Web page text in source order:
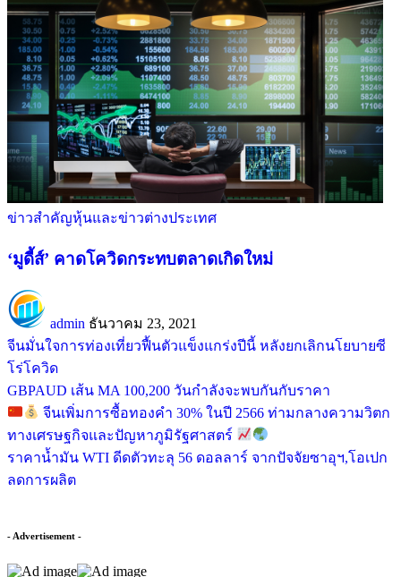
ข่าวสำคัญหุ้นและข่าวต่างประเทศ
‘มูดี้ส์’ คาดโควิดกระทบตลาดเกิดใหม่
admin ธันวาคม 23, 2021
จีนมั่นใจการท่องเที่ยวฟื้นตัวแข็งแกร่งปีนี้ หลังยกเลิกนโยบายซี
โร่โควิด
GBPAUD เส้น MA 100,200 วันกำลังจะพบกันกับราคา
จีนเพิ่มการซื้อทองคำ 30% ในปี 2566 ท่ามกลางความวิตก
ทางเศรษฐกิจและปัญหาภูมิรัฐศาสตร์
ราคาน้ำมัน WTI ดีดตัวทะลุ 56 ดอลลาร์ จากปัจจัยซาอุฯ,โอเปก
ลดการผลิต
- Advertisement -